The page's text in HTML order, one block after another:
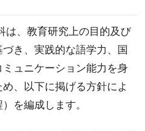
は、教育研究上の目的及び
き、実践的な語学力、国
ュニケーション能力を身
、以下に掲げる方針によ
を編成します。